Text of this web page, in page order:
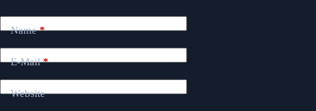
Name*
E-Mail*
Website